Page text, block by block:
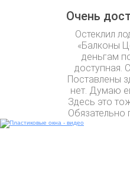
Очень
Остеклил
«Балконы
деньгам
доступная.
Поставлены
нет. Думаю
Здесь это
Обязательно